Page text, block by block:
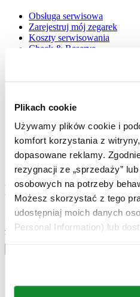
Plikach cookie
Używamy plików cookie i
komfort korzystania z
dopasowane reklamy.
rezygnacji ze „sprzedaży”
osobowych na potrzeby
Możesz skorzystać z tego
udostępniaj moich danych
Personal Information) lub
Obsługa serwisowa
Zarejestruj mój zegarek
Koszty serwisowania
Check & Reserve
Warunki użytkowania
Polityka prywatności
Plikach cookie
Warunki Dostawy i Zwrotów
Warunki sprzedaży
Odstąpienie od umowy
Dołącz do klubu
Zapisz się, aby otrzymywać
Zapisz się
Wybierz kraj / region